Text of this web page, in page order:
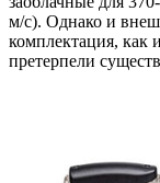
м/с). Однако и
комплектация, как
претерпели